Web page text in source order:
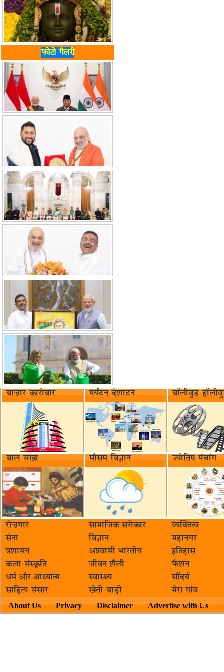
फोटो गैलरी
बाज़ार-कारोबार पर्यटन-देशाटन बॉलीवुड-
बाल-सखा मौसम-विज्ञान ज्योतिष-पंचांग
रोज़गार सामाजिक सरॊकार‌
व्यक्तित्व
सेना
विज्ञान
महानगर
प्रशासन
अप्रवासी भारतीय
इतिहास
कला-संस्कृति
जीवन शैली
फैशन
धर्म और आध्यात्म
स्वास्थ्य
सौंदर्य
साहित्य-संसार
खेती-बाड़ी मेरा गांव
About Us Privacy Disclaimer Advertise with Us